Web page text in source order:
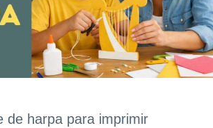
de harpa para imprimir